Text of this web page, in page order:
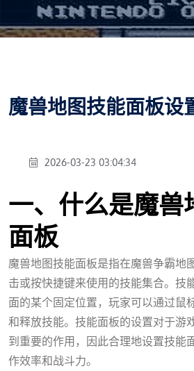
魔兽地图技能面板设
2026-03-23 03:04:34
一、什么是魔兽
面板
魔兽地图技能面板是指在魔兽争霸地
击或按快捷键来使用的技能集合。技
面的某个固定位置，玩家可以通过鼠
和释放技能。技能面板的设置对于游
到重要的作用，因此合理地设置技能
作效率和战斗力。